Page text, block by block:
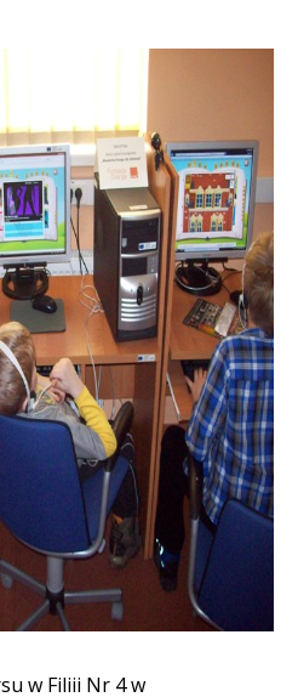
w Filiii Nr 4 w